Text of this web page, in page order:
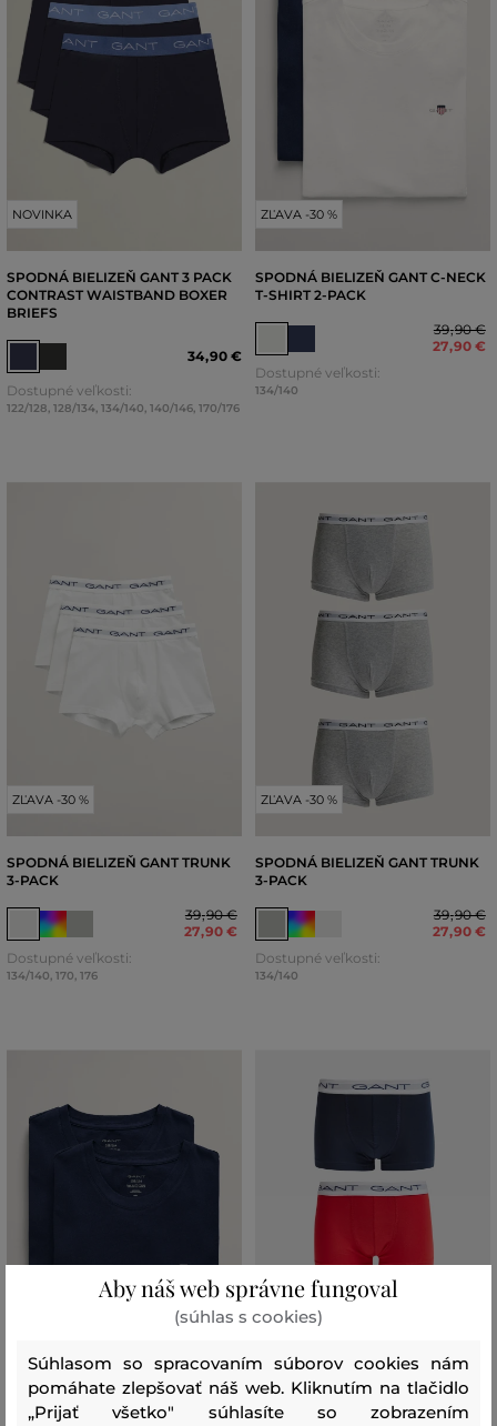
NOVINKA
SPODNÁ BIELIZEŇ GANT 3 PACK
CONTRAST WAISTBAND BOXER
BRIEFS
34,90 €
Dostupné veľkosti:
122/128, 128/134, 134/140, 140/146, 170/176
ZĽAVA -30 %
SPODNÁ BIELIZEŇ GANT C-NECK
T-SHIRT 2-PACK
39,90 €
27,90 €
Dostupné veľkosti:
134/140
ZĽAVA -30 %
SPODNÁ BIELIZEŇ GANT TRUNK
3-PACK
39,90 €
27,90 €
Dostupné veľkosti:
134/140, 170, 176
ZĽAVA -30 %
SPODNÁ BIELIZEŇ GANT TRUNK
3-PACK
39,90 €
27,90 €
Dostupné veľkosti:
134/140
ZĽAVA -30 % ZĽAVA -30 %
Aby náš web správne fungoval
(súhlas s cookies)
Súhlasom so spracovaním súborov cookies nám
pomáhate zlepšovať náš web. Kliknutím na tlačidlo
„Prijať všetko" súhlasíte so zobrazením